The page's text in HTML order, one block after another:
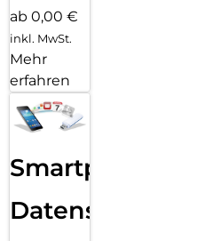
ab 0,00 €
inkl. MwSt.
Mehr
erfahren
Smartphone
Datensicherung